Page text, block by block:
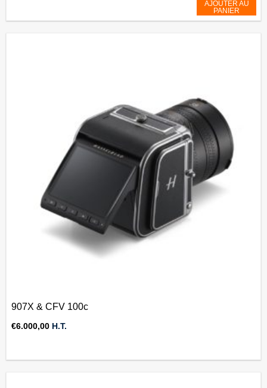
AJOUTER AU
PANIER
907X & CFV 100c
€6.000,00 H.T.